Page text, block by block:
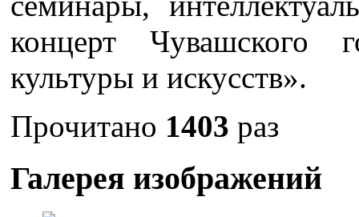
концерт Чувашского
культуры и искусств».
Прочитано 1403 раз
Галерея изображений